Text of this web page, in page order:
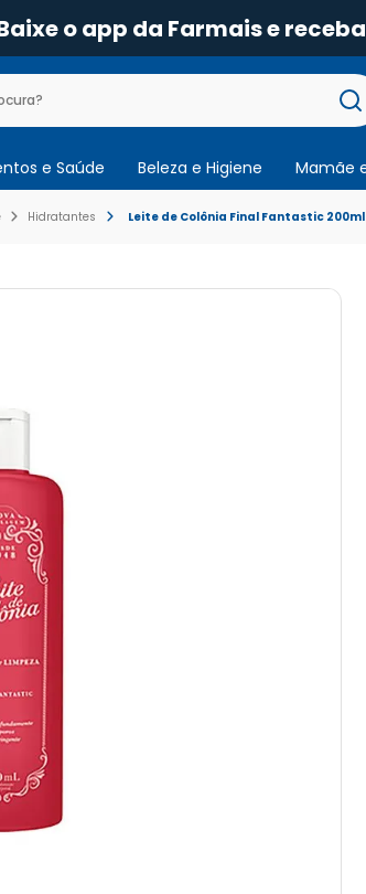
o app da Farmais e
e Saúde Beleza e Higiene Mamãe
Hidratantes Leite de Colônia Final Fantastic 200ml